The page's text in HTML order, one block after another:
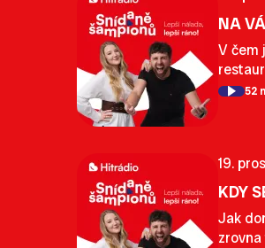
NA
V čem
52
19.
KDY
Jak